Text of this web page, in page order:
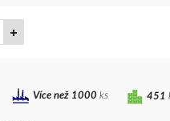
451
Více než 1000 ks